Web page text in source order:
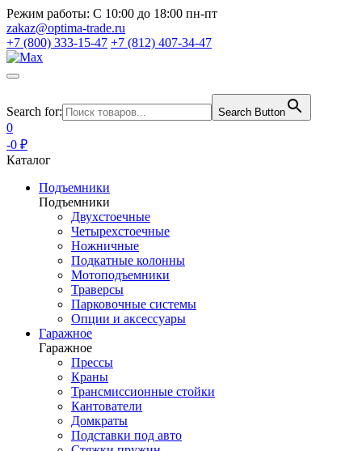
Режим работы: С 10:00 до 18:00 пн-пт
zakaz@optima-trade.ru
+7 (800) 333-15-47 +7 (812) 407-34-47
Search for: Search Button
0
-0 ₽
Каталог
Подъемники
Подъемники
Двухстоечные
Четырехстоечные
Ножничные
Подкатные колонны
Мотоподъемники
Траверсы
Парковочные системы
Опции и аксессуары
Гаражное
Гаражное
Прессы
Краны
Трансмиссионные стойки
Кантователи
Домкраты
Подставки под авто